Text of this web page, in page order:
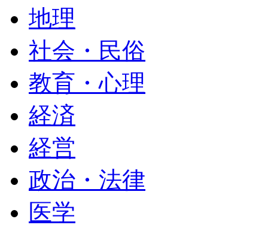
地理
社会・民俗
教育・心理
経済
経営
政治・法律
医学